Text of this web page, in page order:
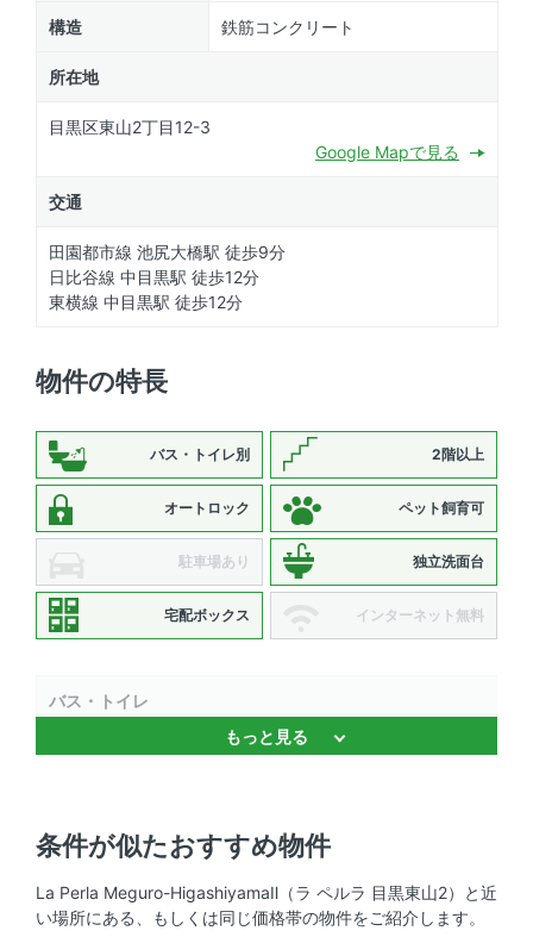
構造 鉄筋コンクリート
所在地
目黒区東山2丁目12-3
Google Mapで見る
交通
田園都市線 池尻大橋駅 徒歩9分
日比谷線 中目黒駅 徒歩12分
東横線 中目黒駅 徒歩12分
物件の特長
バス・トイレ別 2階以上
オートロック ペット飼育可
駐車場あり 独立洗面台
宅配ボックス インターネット無料
バス・トイレ
バストイレ別 、 浴室乾燥機 、 追焚機能 、 温水洗浄便座
セキュリティ
もっと見る
条件が似たおすすめ物件
La Perla Meguro-HigashiyamaⅡ（ラ ペルラ 目黒東山2）と近
い場所にある、もしくは同じ価格帯の物件をご紹介します。